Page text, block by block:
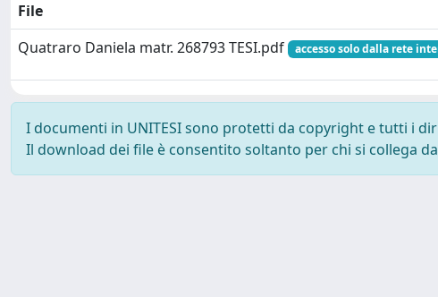
File
Quatraro Daniela matr. 268793 TESI.pdf
accesso solo dalla rete
I documenti in UNITESI sono protetti da copyright e tutti i
Il download dei file è consentito soltanto per chi si collega